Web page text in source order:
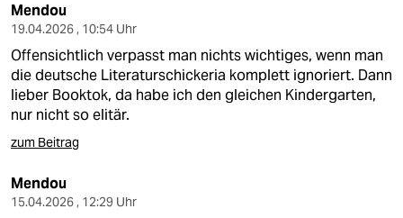
Mendou
19.04.2026 , 10:54 Uhr
Offensichtlich verpasst man nichts wichtiges, wenn man
die deutsche Literaturschickeria komplett ignoriert. Dann
lieber Booktok, da habe ich den gleichen Kindergarten,
nur nicht so elitär.
zum Beitrag
Mendou
15.04.2026 , 12:29 Uhr